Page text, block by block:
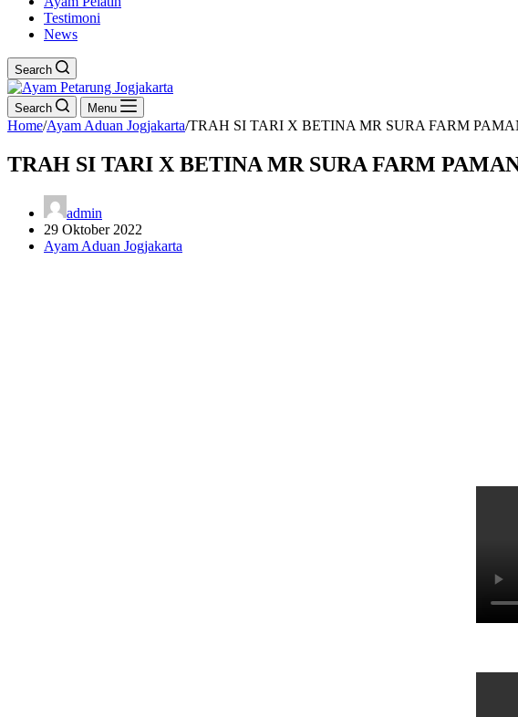
Testimoni
News
Search
Search Menu
Home/Ayam Aduan Jogjakarta/TRAH SI TARI X BETINA MR SURA FARM
TRAH SI TARI X BETINA MR SURA FARM
admin
29 Oktober 2022
Ayam Aduan Jogjakarta